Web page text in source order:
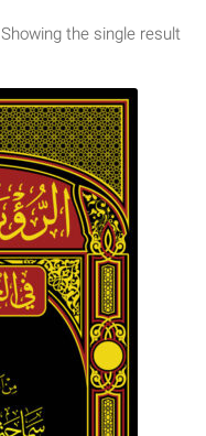
Shop
برگه نمونه
برگه نمونه
تماس با ما
ثبت شکایات
Showing the single result